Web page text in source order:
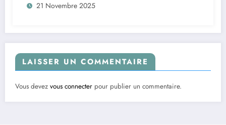
21 Novembre 2025
LAISSER UN COMMENTAIRE
Vous devez vous connecter pour publier un commentaire.